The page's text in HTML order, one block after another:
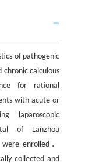
of pathogenic
calculous
for rational
with acute or
laparoscopic
of Lanzhou
enrolled．
collected and